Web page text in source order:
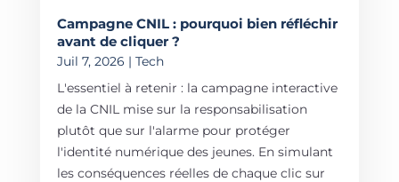
Campagne CNIL : pourquoi bien réfléchir
avant de cliquer ?
Juil 7, 2026 | Tech
L'essentiel à retenir : la campagne interactive
de la CNIL mise sur la responsabilisation
plutôt que sur l'alarme pour protéger
l'identité numérique des jeunes. En simulant
les conséquences réelles de chaque clic sur